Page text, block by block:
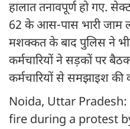
हालात तनावपूर्ण हो गए.
62 के आस-पास भारी जाम
मशक्कत के बाद पुलिस ने
कर्मचारियों ने सड़कों पर
कर्मचारियों से समझाइश की
Noida, Uttar
fire during a protest